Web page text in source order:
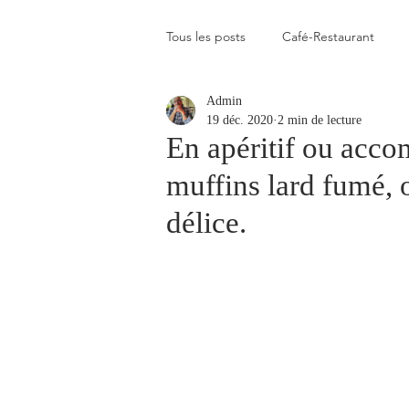
Tous les posts Café-Restaurant
Elevé
Coup de coeur Un flop à vite
En apéritif ou
muffins lard fumé,
délice.
Admin
19 déc. 2020 2 min de lecture